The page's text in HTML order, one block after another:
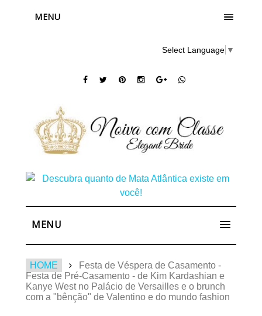
MENU
Select Language ▼
MENU
HOME
Festa de Véspera de Casamento -
Festa de Pré-Casamento - de Kim Kardashian e
Kanye West no Palácio de Versailles e o brunch
com a "bênção" de Valentino e do mundo fashion